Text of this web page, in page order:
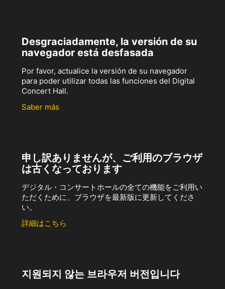
Desgraciadamente, la versión de su
navegador está desfasada
Por favor, actualice la versión de su navegador
para poder utilizar todas las funciones del Digital
Concert Hall.
Saber más
申し訳ありませんが、ご利用のブラウザ
は古くなっております
デジタル・コンサートホールの全ての機能をご利用い
ただくために、ブラウザを最新版に更新してくださ
い。
詳細はこちら
지원되지 않는 브라우저 버전입니다